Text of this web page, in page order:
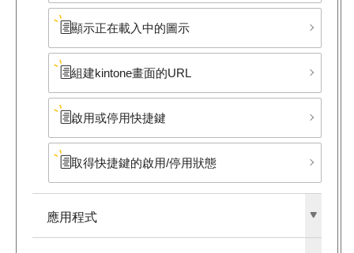
顯示正在載入中的圖示
組建kintone畫面的URL
啟用或停用快捷鍵
取得快捷鍵的啟用/停用狀態
應用程式